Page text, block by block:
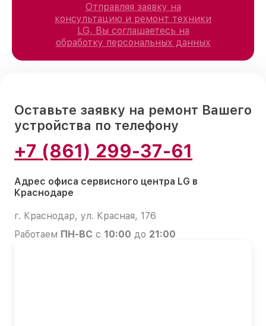
Отправляя заявку на
консультацию и ремонт техники
LG, Вы соглашаетесь на
обработку персональных данных
Оставьте заявку на ремонт Вашего
устройства по телефону
+7 (861) 299-37-61
Адрес офиса сервисного центра LG в
Краснодаре
г. Краснодар, ул. Красная, 176
Работаем ПН-ВС с 10:00 до 21:00